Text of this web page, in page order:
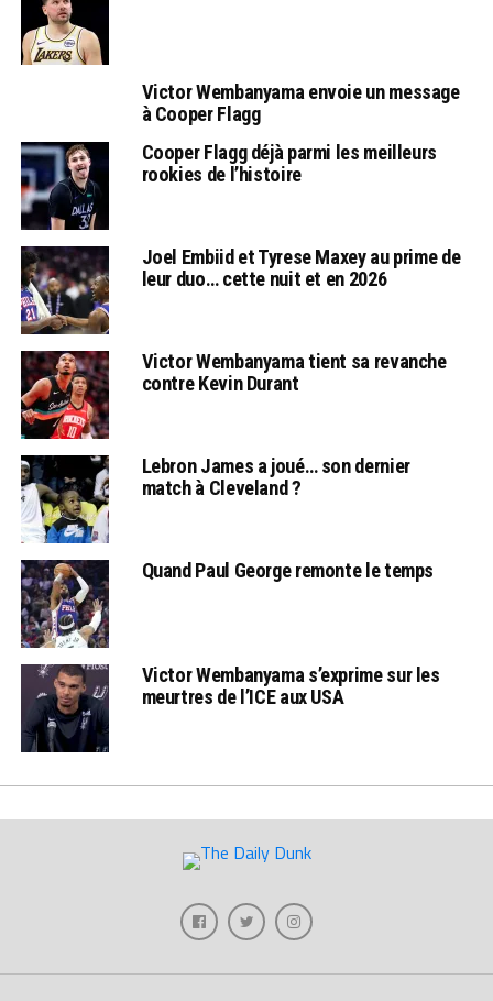
Victor Wembanyama envoie un message
à Cooper Flagg
Cooper Flagg déjà parmi les meilleurs
rookies de l’histoire
Joel Embiid et Tyrese Maxey au prime de
leur duo… cette nuit et en 2026
Victor Wembanyama tient sa revanche
contre Kevin Durant
Lebron James a joué… son dernier
match à Cleveland ?
Quand Paul George remonte le temps
Victor Wembanyama s’exprime sur les
meurtres de l’ICE aux USA